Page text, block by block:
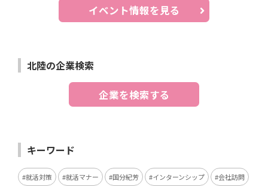
イベント情報を見る
北陸の企業検索
企業を検索する
キーワード
就活対策 就活マナー 国分紀芳 インターンシップ 会社訪問